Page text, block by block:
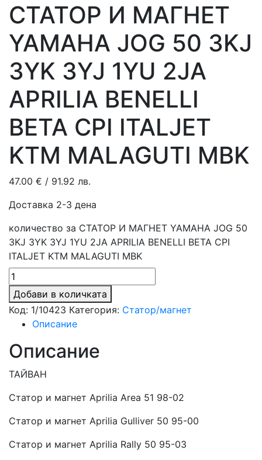
СТАТОР И МАГНЕТ
YAMAHA JOG 50 3KJ
3YK 3YJ 1YU 2JA
APRILIA BENELLI
BETA CPI ITALJET
KTM MALAGUTI MBK
47.00 € / 91.92 лв.
Доставка 2-3 дена
количество за СТАТОР И МАГНЕТ YAMAHA JOG 50
3KJ 3YK 3YJ 1YU 2JA APRILIA BENELLI BETA CPI
ITALJET KTM MALAGUTI MBK
Добави в количката
Код: 1/10423 Категория: Статор/магнет
Описание
Описание
ТАЙВАН
Статор и магнет Aprilia Area 51 98-02
Статор и магнет Aprilia Gulliver 50 95-00
Статор и магнет Aprilia Rally 50 95-03